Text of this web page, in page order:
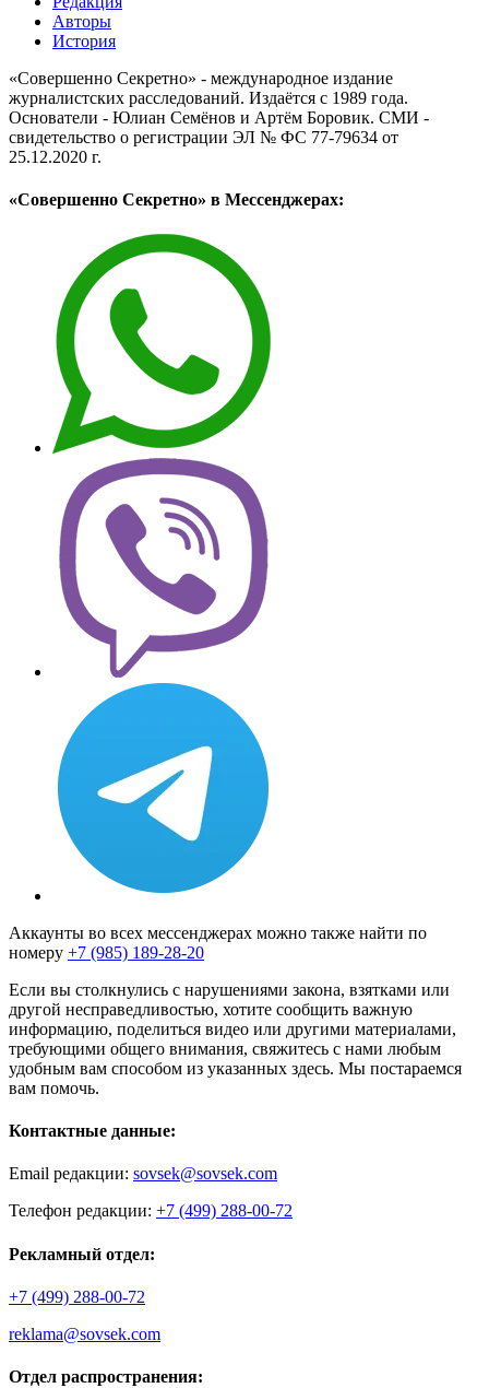
Авторы
История
«Совершенно Секретно» - международное издание
журналистских расследований. Издаётся с 1989 года.
Основатели - Юлиан Семёнов и Артём Боровик. CМИ -
свидетельство о регистрации ЭЛ № ФС 77-79634 от
25.12.2020 г.
«Совершенно Секретно» в Мессенджерах:
Аккаунты во всех мессенджерах можно также найти по
номеру +7 (985) 189-28-20
Если вы столкнулись с нарушениями закона, взятками или
другой несправедливостью, хотите сообщить важную
информацию, поделиться видео или другими материалами,
требующими общего внимания, свяжитесь с нами любым
удобным вам способом из указанных здесь. Мы постараемся
вам помочь.
Контактные данные:
Email редакции: sovsek@sovsek.com
Телефон редакции: +7 (499) 288-00-72
Рекламный отдел:
+7 (499) 288-00-72
reklama@sovsek.com
Отдел распространения: